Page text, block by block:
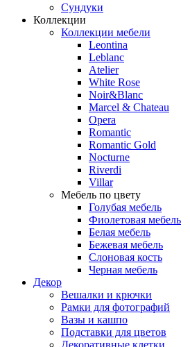
Сундуки
Коллекции
Коллекции мебели
Leontina
Leblanc
Аtelier
White Rose
Noir&Blanc
Marcel & Chateau
Opera
Romantic
Romantic Gold
Nocturne
Riverdi
Villar
Мебель по цвету
Голубая мебель
Фиолетовая мебель
Белая мебель
Бежевая мебель
Слоновая кость
Черная мебель
Декор
Вешалки и крючки
Рамки для фотографий
Вазы и кашпо
Подставки для цветов
Декоративные клетки